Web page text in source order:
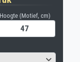
Hoogte (Motief, cm)